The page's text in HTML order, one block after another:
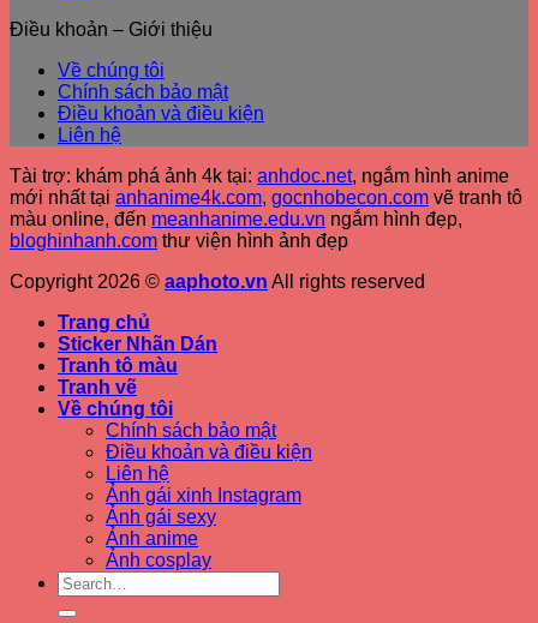
Điều khoản – Giới thiệu
Về chúng tôi
Chính sách bảo mật
Điều khoản và điều kiện
Liên hệ
Tài trợ: khám phá ảnh 4k tại: anhdoc.net, ngắm hình anime
mới nhất tại anhanime4k.com, gocnhobecon.com vẽ tranh tô
màu online, đến meanhanime.edu.vn ngắm hình đẹp,
bloghinhanh.com thư viện hình ảnh đẹp
Copyright 2026 © aaphoto.vn All rights reserved
Trang chủ
Sticker Nhãn Dán
Tranh tô màu
Tranh vẽ
Về chúng tôi
Chính sách bảo mật
Điều khoản và điều kiện
Liên hệ
Ảnh gái xinh Instagram
Ảnh gái sexy
Ảnh anime
Ảnh cosplay